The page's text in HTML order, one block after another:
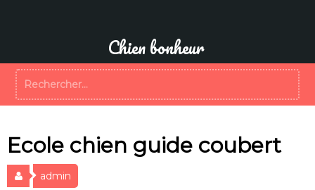
Chien bonheur
Ecole chien guide coubert
admin
Rechercher :